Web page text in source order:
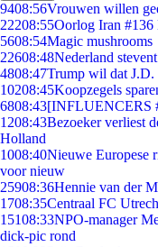
9408:56Vrouwen willen
22208:55Oorlog Iran #136
5608:54Magic mushrooms
22608:48Nederland
4808:47Trump wil dat J.D.
10208:45Koopzegels
6808:43[INFLUENCERS
1208:43Bezoeker verliest
Holland
1008:40Nieuwe Europese
voor nieuw
25908:36Hennie van der
1708:35Centraal FC
15108:33NPO-manager
dick-pic rond